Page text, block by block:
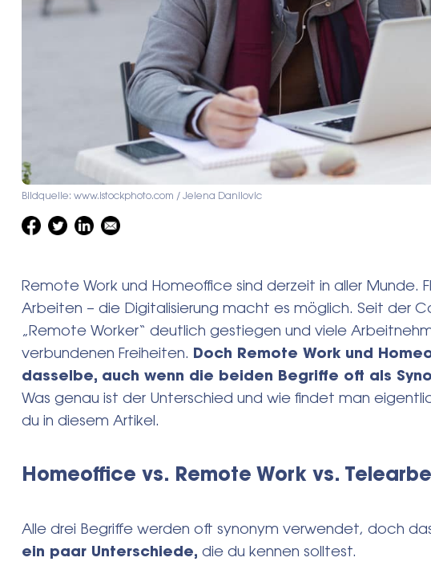
Bildquelle: www.istockphoto.com / Jelena Danilovic
Remote Work und Homeoffice sind derzeit in aller Munde.
Arbeiten – die Digitalisierung macht es möglich. Seit der
„Remote Worker“ deutlich gestiegen und viele
verbundenen Freiheiten. Doch Remote Work und
dasselbe, auch wenn die beiden Begriffe oft als
Was genau ist der Unterschied und wie findet man
du in diesem Artikel.
Homeoffice vs. Remote Work vs.
Alle drei Begriffe werden oft synonym verwendet, doch
ein paar Unterschiede, die du kennen solltest.